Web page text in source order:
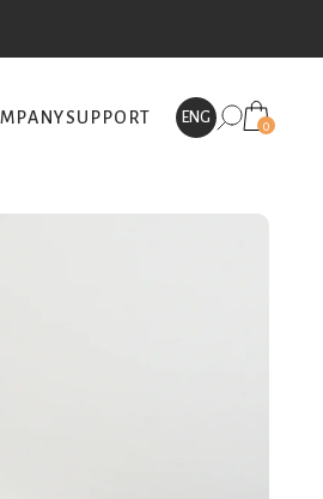
SUPPORT ENG 0